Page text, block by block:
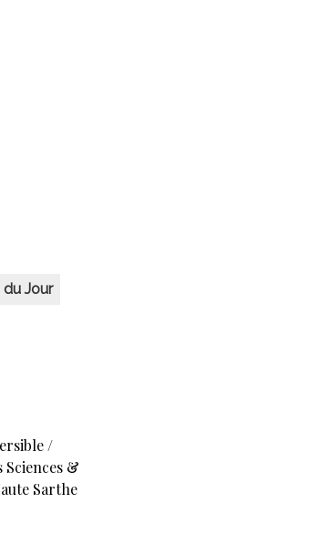
du Jour
/
&
Sarthe